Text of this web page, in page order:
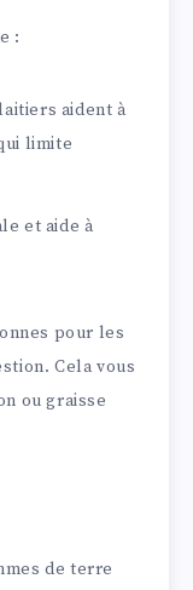
:
aident à
limite
et aide à
pour les
Cela vous
ou graisse
de terre